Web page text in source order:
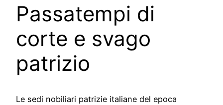
Passatempi di
corte e svago
patrizio
Le sedi nobiliari patrizie italiane del epoca